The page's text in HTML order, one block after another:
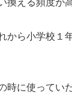
換える頻度が
から小学校１
時に使ってい